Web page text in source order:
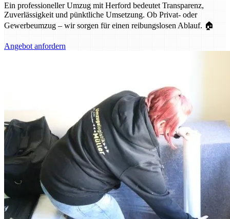
Ein professioneller Umzug mit Herford bedeutet Transparenz,
Zuverlässigkeit und pünktliche Umsetzung. Ob Privat- oder
Gewerbeumzug – wir sorgen für einen reibungslosen Ablauf. 🏠
Angebot anfordern